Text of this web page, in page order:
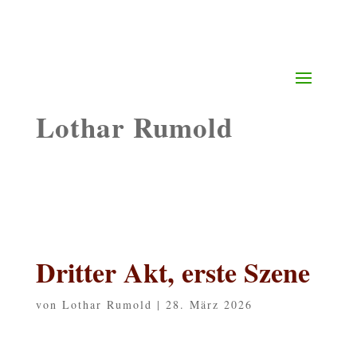
Lothar Rumold
Dritter Akt, erste Szene
von Lothar Rumold | 28. März 2026